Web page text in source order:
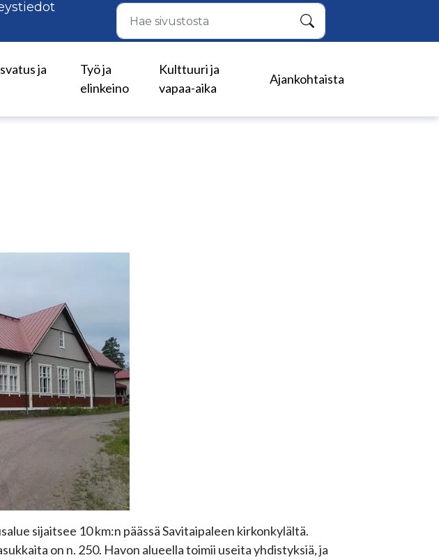
Hae
ja
Työ ja
elinkeino
Kulttuuri ja
vapaa-aika
Ajankohtaista
sijaitsee 10 km:n päässä Savitaipaleen kirkonkylältä.
on n. 250. Havon alueella toimii useita yhdistyksiä, ja